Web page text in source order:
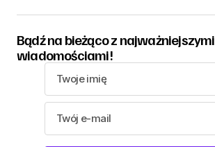
Bądź na bieżąco z najważniejszymi
wiadomościami!